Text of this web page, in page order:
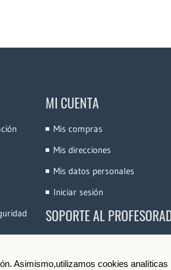
Asimismo,utilizamos cookies analíticas
MI CUENTA
Mis compras
Mis direcciones
Mis datos personales
Iniciar sesión
SOPORTE AL
Conoce e-Videocinco